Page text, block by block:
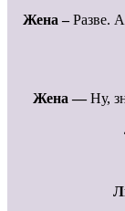
Жена –Разве. А
Жена —Ну,